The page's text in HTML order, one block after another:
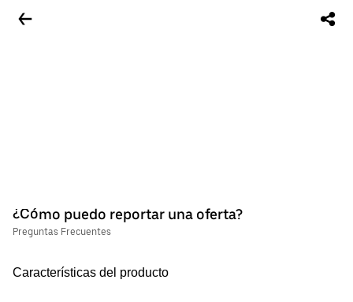
¿Cómo puedo reportar una oferta?
Preguntas Frecuentes
Características del producto